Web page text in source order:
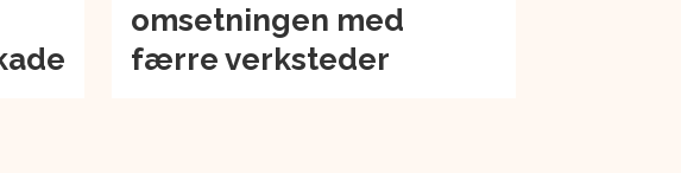
omsetningen med
færre verksteder